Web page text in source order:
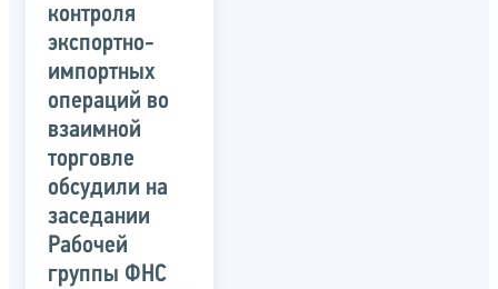
контроля
экспортно-
импортных
операций во
взаимной
торговле
обсудили на
заседании
Рабочей
группы ФНС